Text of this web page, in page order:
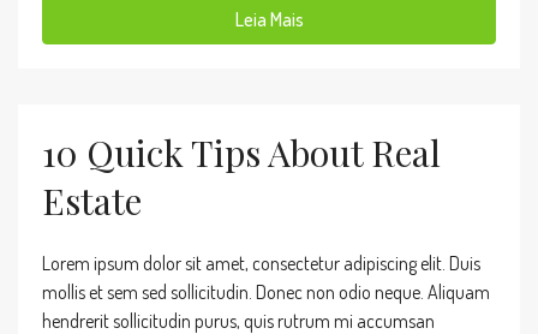
Leia Mais
10 Quick Tips About Real
Estate
Lorem ipsum dolor sit amet, consectetur adipiscing elit. Duis
mollis et sem sed sollicitudin. Donec non odio neque. Aliquam
hendrerit sollicitudin purus, quis rutrum mi accumsan